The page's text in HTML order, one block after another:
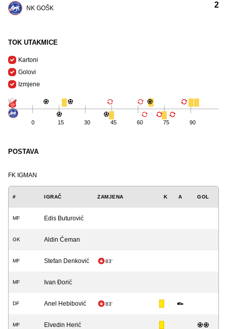
NK GOŠK 2
TOK UTAKMICE
Kartoni
Golovi
Izmjene
0 15 30 45 60 75 90
POSTAVA
FK IGMAN
# IGRAČ ZAMJENA K A GOL
MF Edis Buturović
GK Aldin Ćeman
MF Stefan Denković 83'
MF Ivan Đorić
DF Anel Hebibović 83'
MF Elvedin Herić